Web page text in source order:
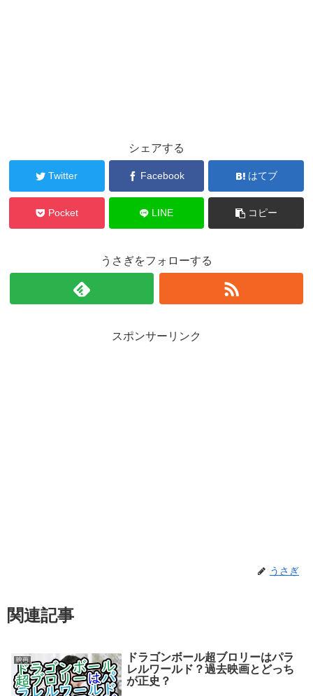
シェアする
Twitter Facebook はてブ
Pocket LINE コピー
うさぎをフォローする
スポンサーリンク
うさぎ
関連記事
映画
ドラゴンボール超ブロリーはパラ
レルワールド？過去映画とどっち
が正史？